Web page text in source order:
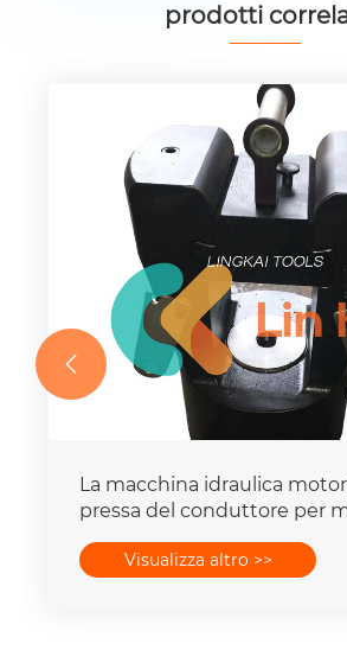
prodotti
La macchina idraulica
pressa del conduttore per
400mm2 degli insiemi 25T-
Visualizza altro >>
